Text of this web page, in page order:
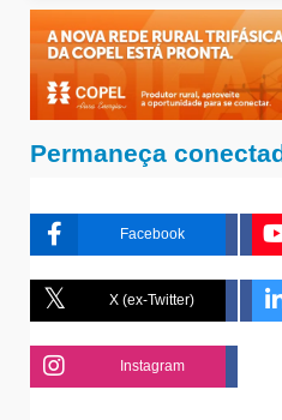
Permaneça
Facebook
X (ex-Twitter)
Instagram